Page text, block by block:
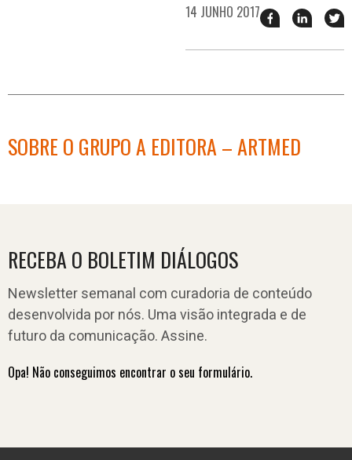
14 JUNHO 2017 Compartilhar
esse
no
esse
no
SOBRE O GRUPO A EDITORA – ARTMED
RECEBA O BOLETIM DIÁLOGOS
Newsletter semanal com curadoria de conteúdo
desenvolvida por nós. Uma visão integrada e de
futuro da comunicação. Assine.
Opa! Não conseguimos encontrar o seu formulário.